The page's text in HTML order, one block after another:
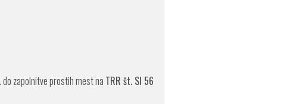
do zapolnitve prostih mest na TRR št. SI 56